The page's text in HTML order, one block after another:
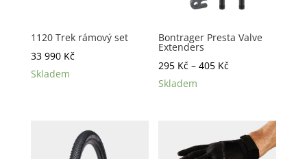
1120 Trek rámový set
33 990 Kč
Skladem
Bontrager Presta Valve
Extenders
295 Kč – 405 KčRozpětí
405 Kč
Skladem